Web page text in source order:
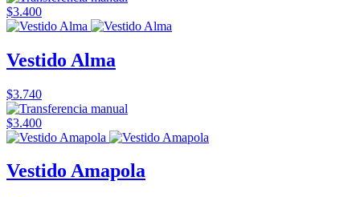
$3.400
Vestido Alma
$3.740
$3.400
Vestido Amapola